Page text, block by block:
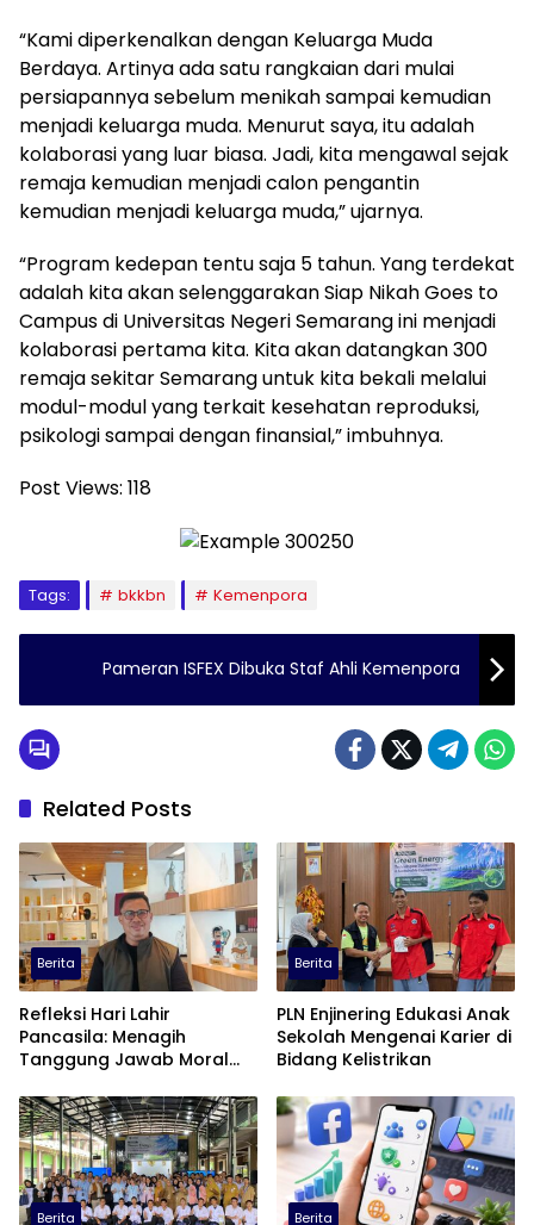
“Kami diperkenalkan dengan Keluarga Muda
Berdaya. Artinya ada satu rangkaian dari mulai
persiapannya sebelum menikah sampai kemudian
menjadi keluarga muda. Menurut saya, itu adalah
kolaborasi yang luar biasa. Jadi, kita mengawal sejak
remaja kemudian menjadi calon pengantin
kemudian menjadi keluarga muda,” ujarnya.
“Program kedepan tentu saja 5 tahun. Yang terdekat
adalah kita akan selenggarakan Siap Nikah Goes to
Campus di Universitas Negeri Semarang ini menjadi
kolaborasi pertama kita. Kita akan datangkan 300
remaja sekitar Semarang untuk kita bekali melalui
modul-modul yang terkait kesehatan reproduksi,
psikologi sampai dengan finansial,” imbuhnya.
Post Views: 118
Tags: bkkbn Kemenpora
Pameran ISFEX Dibuka Staf Ahli Kemenpora
Related Posts
Berita
Refleksi Hari Lahir
Pancasila: Menagih
Tanggung Jawab Moral
Berita
PLN Enjinering Edukasi Anak
Sekolah Mengenai Karier di
Bidang Kelistrikan
Berita Berita